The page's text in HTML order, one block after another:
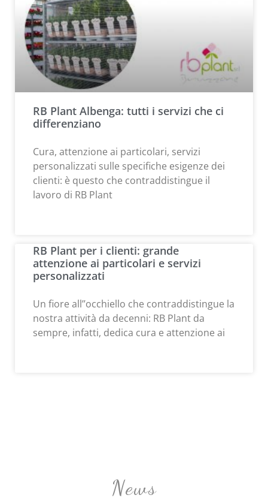
RB Plant Albenga: tutti i servizi che ci
differenziano
Cura, attenzione ai particolari, servizi
personalizzati sulle specifiche esigenze dei
clienti: è questo che contraddistingue il
lavoro di RB Plant
RB Plant per i clienti: grande
attenzione ai particolari e servizi
personalizzati
Un fiore all’’occhiello che contraddistingue la
nostra attività da decenni: RB Plant da
sempre, infatti, dedica cura e attenzione ai
News